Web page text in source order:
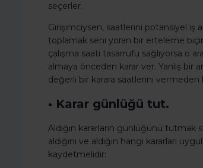
seçerler.
Girişimciysen, saatlerini potansiyel iş
toplamak seni yoran bir erteleme
çalışma saati tasarrufu sağlıyorsa o
almaya önceden karar ver. Yanlış bir
değerli bir karara saatlerini vermeden
• Karar günlüğü tut.
Aldığın kararların günlüğünü tutmak
aldığını ve aldığın hangi kararları
kaydetmelidir: